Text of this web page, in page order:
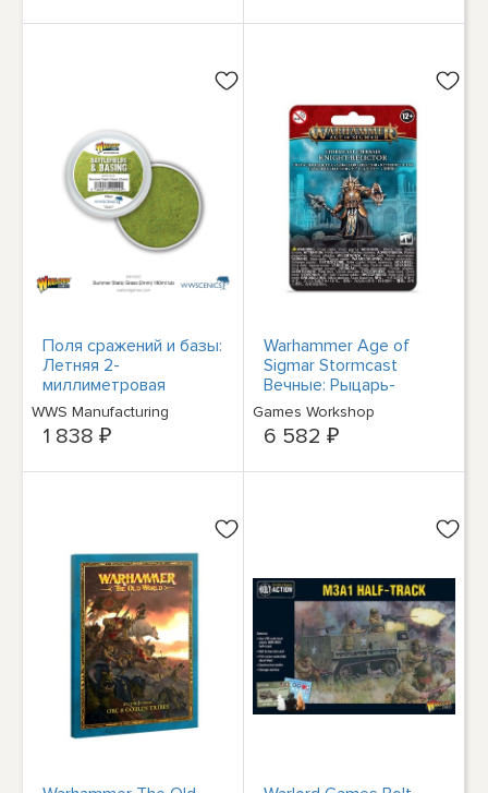
Поля сражений и базы:
Летняя 2-
миллиметровая
статическая трава
(180 мл)
WWS Manufacturing
1 838 ₽
Warhammer Age of
Sigmar Stormcast
Вечные: Рыцарь-
реликт GWS 96-56
Games Workshop
6 582 ₽